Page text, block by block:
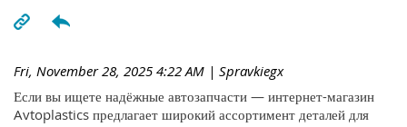
Fri, November 28, 2025 4:22 AM | Spravkiegx
Если вы ищете надёжные автозапчасти — интернет-магазин
Avtoplastics предлагает широкий ассортимент деталей для